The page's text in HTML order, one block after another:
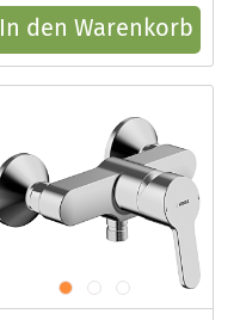
In den Warenkorb